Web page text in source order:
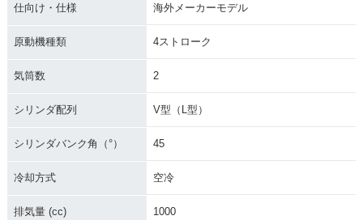
仕向け・仕様 海外メーカーモデル
原動機種類 4ストローク
気筒数 2
シリンダ配列 V型（L型）
シリンダバンク角（°） 45
冷却方式 空冷
排気量 (cc) 1000